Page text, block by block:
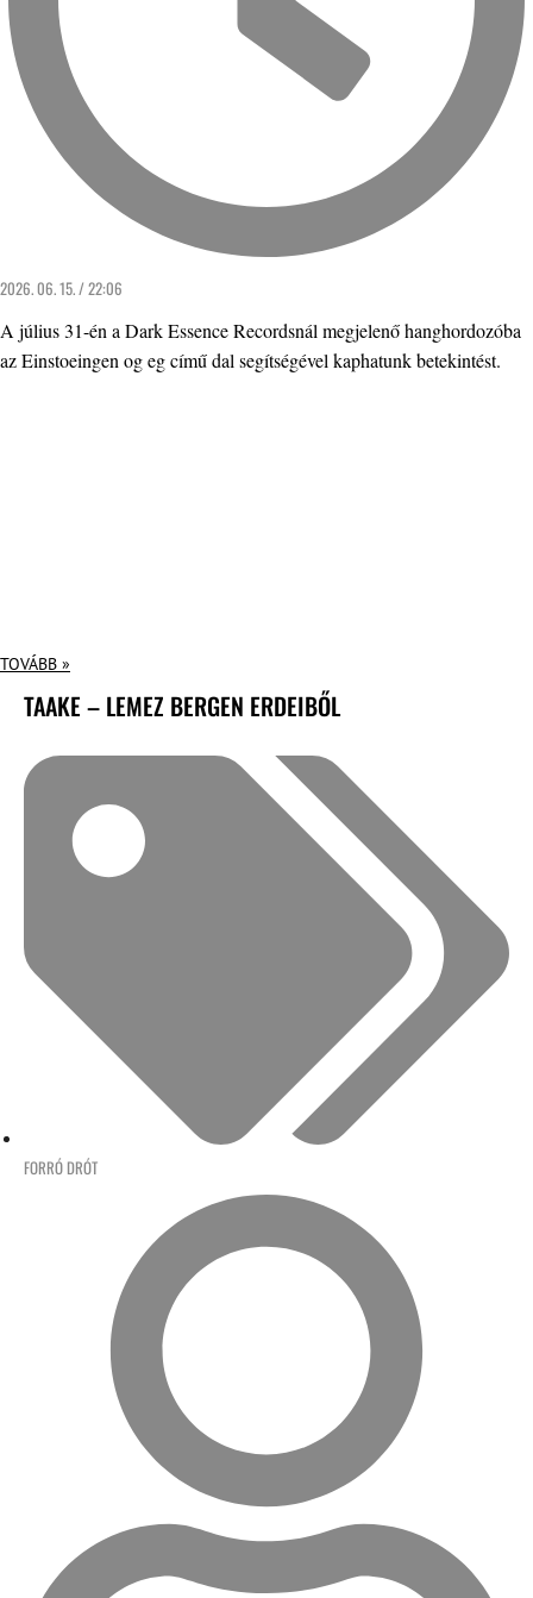
2026. 06. 15. / 22:06
A július 31-én a Dark Essence Recordsnál megjelenő hanghordozóba
az Einstoeingen og eg című dal segítségével kaphatunk betekintést.
TOVÁBB »
TAAKE – LEMEZ BERGEN ERDEIBŐL
FORRÓ DRÓT